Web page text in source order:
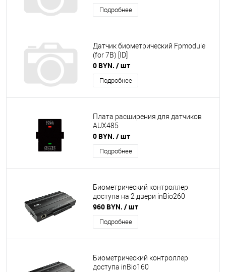
Подробнее
Датчик биометрический Fpmodule
(for 7B) [ID]
0 BYN. / шт
Подробнее
Плата расширения для датчиков
AUX485
0 BYN. / шт
Подробнее
Биометрический контроллер
доступа на 2 двери inBio260
960 BYN. / шт
Подробнее
Биометрический контроллер
доступа inBio160